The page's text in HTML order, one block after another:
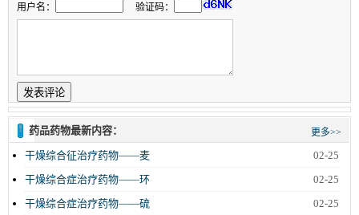
用户名： 验证码：
更多>>
药品药物最新内容：
干燥综合征治疗药物——麦
02-25
干燥综合症治疗药物——环
02-25
干燥综合症治疗药物——硫
02-25